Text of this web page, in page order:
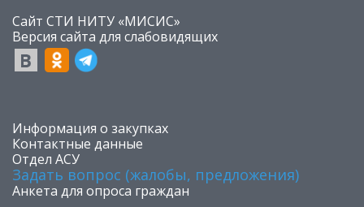
Сайт СТИ НИТУ «МИСИС»
​Версия сайта для слабовидящих
​Информация о закупках
Контактные данные
Отдел АСУ
Задать вопрос (жалобы, предложения)
Анкета для опроса граждан